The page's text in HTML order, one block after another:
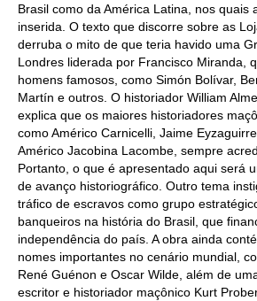
Brasil como da América Latina, nos quais
inserida. O texto que discorre sobre as
derruba o mito de que teria havido uma
Londres liderada por Francisco Miranda,
homens famosos, como Simón Bolívar,
Martín e outros. O historiador William
explica que os maiores historiadores
como Américo Carnicelli, Jaime
Américo Jacobina Lacombe, sempre
Portanto, o que é apresentado aqui será
de avanço historiográfico. Outro tema
tráfico de escravos como grupo
banqueiros na história do Brasil, que
independência do país. A obra ainda
nomes importantes no cenário mundial,
René Guénon e Oscar Wilde, além de
escritor e historiador maçônico Kurt